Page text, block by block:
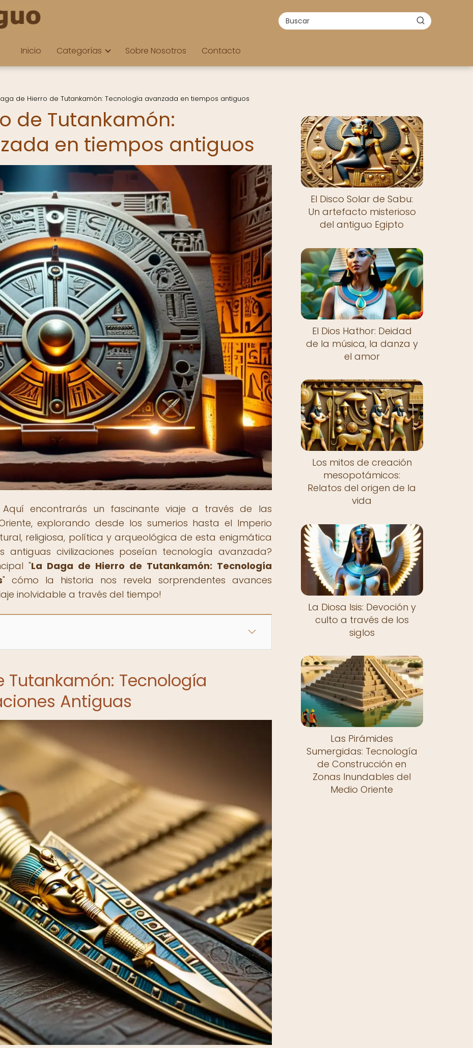
Inicio Categorías Sobre Nosotros Contacto
de Hierro de Tutankamón: Tecnología avanzada en tiempos antiguos
de Tutankamón:
en tiempos antiguos
encontrarás un fascinante viaje a través de las
explorando desde los sumerios hasta el Imperio
religiosa, política y arqueológica de esta enigmática
antiguas civilizaciones poseían tecnología avanzada?
"La Daga de Hierro de Tutankamón: Tecnología
" cómo la historia nos revela sorprendentes avances
inolvidable a través del tiempo!
Tutankamón: Tecnología
Antiguas
El Disco Solar de Sabu:
Un artefacto misterioso
del antiguo Egipto
El Dios Hathor: Deidad
de la música, la danza y
el amor
Los mitos de creación
mesopotámicos:
Relatos del origen de la
vida
La Diosa Isis: Devoción y
culto a través de los
siglos
Las Pirámides
Sumergidas: Tecnología
de Construcción en
Zonas Inundables del
Medio Oriente